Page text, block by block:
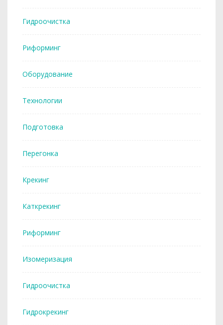
Гидроочистка
Риформинг
Оборудование
Технологии
Подготовка
Перегонка
Крекинг
Каткрекинг
Риформинг
Изомеризация
Гидроочистка
Гидрокрекинг